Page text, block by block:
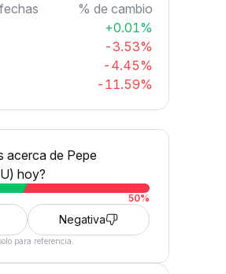
% de cambio
+0.01%
-3.53%
-4.45%
-11.59%
acerca de Pepe
hoy?
50%
Negativa
para referencia.